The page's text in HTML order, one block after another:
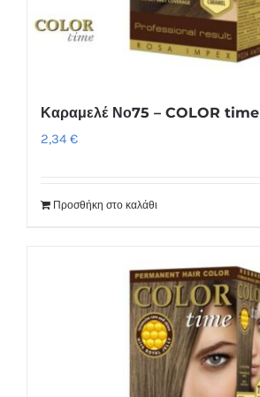
Καραμελέ Νο75 – COLOR time
2,34 €
Προσθήκη στο καλάθι